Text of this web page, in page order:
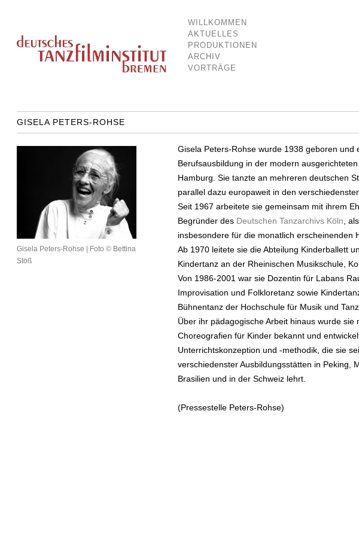
Deutsches Tanzfilminstitut Bremen
WILLKOMMEN
AKTUELLES
PRODUKTIONEN
ARCHIV
VORTRÄGE
GISELA PETERS-ROHSE
Gisela Peters-Rohse | Foto © Bettina
Stöß
Gisela Peters-Rohse wurde 1938 geboren und
Berufsausbildung in der modern
Hamburg. Sie tanzte an mehreren deutschen
parallel dazu europaweit in den
Seit 1967 arbeitete sie gemeinsam mit ihrem
Begründer des Deutschen Tanzarchivs Köln ,
insbesondere für die monatlich erscheinenden
Ab 1970 leitete sie die Abteilung Kinderballett
Kindertanz an der Rheinischen Musikschule,
Von 1986-2001 war sie Dozentin für Labans
Improvisation und Folkloretanz sowie
Bühnentanz der Hochschule für Musik und Tanz
Über ihr pädagogische Arbeit hinaus wurde sie
Choreografien für Kinder bekannt und
Unterrichtskonzeption und -methodik, die sie
verschiedenster Ausbildungsstätten in Peking,
Brasilien und in der Schweiz lehrt.
(Pressestelle Peters-Rohse)